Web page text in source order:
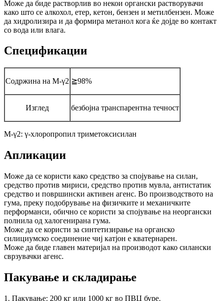
Може да биде растворлив во некои органски растворувачи
како што се алкохол, етер, кетон, бензен и метилбензен. Може
да хидролизира и да формира метанол кога ќе дојде во контакт
со вода или влага.
Спецификации
Содржина на M-γ2 ≧98%
Изглед безбојна транспарентна течност
M-γ2: γ-хлоропропил триметоксисилан
Апликации
Може да се користи како средство за спојување на силан,
средство против мириси, средство против мувла, антистатик
средство и површински активен агенс. Во производството на
гума, преку подобрување на физичките и механичките
перформанси, обично се користи за спојување на неоргански
полнила од халогенирана гума.
Може да се користи за синтетизирање на органско
силициумско соединение чиј катјон е кватернарен.
Може да биде главен материјал на производот како силански
сврзувачки агенс.
Пакување и складирање
1. Пакување: 200 кг или 1000 кг во ПВЦ буре.